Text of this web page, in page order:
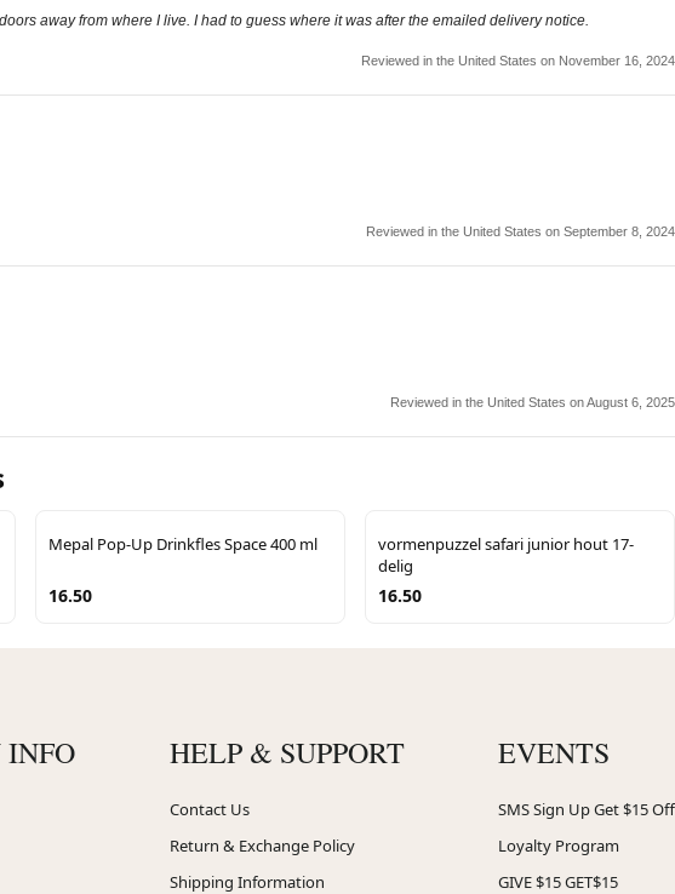
away from where I live. I had to guess where it was after the emailed delivery notice.
Reviewed in the United States on November 16, 2024
Reviewed in the United States on September 8, 2024
Reviewed in the United States on August 6, 2025
Mepal Pop-Up Drinkfles Space 400 ml
16.50
vormenpuzzel safari junior hout 17-
delig
16.50
INFO HELP & SUPPORT
Contact Us
Return & Exchange Policy
Shipping Information
EVENTS
SMS Sign Up Get $15 Off
Loyalty Program
GIVE $15 GET$15